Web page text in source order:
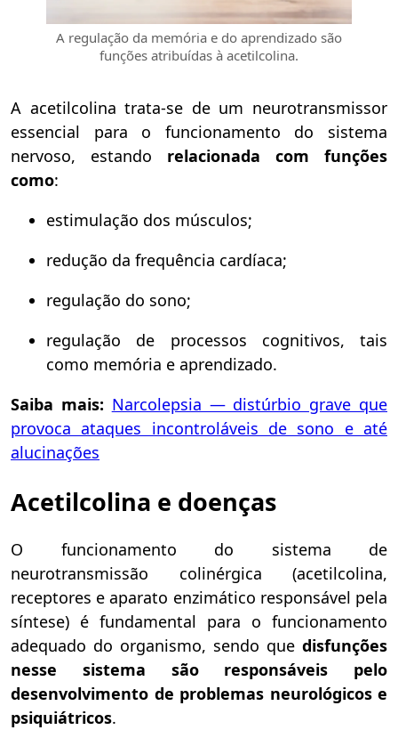
A regulação da memória e do aprendizado são
funções atribuídas à acetilcolina.
A acetilcolina trata-se de um neurotransmissor
essencial para o funcionamento do sistema
nervoso, estando relacionada com funções
como:
estimulação dos músculos;
redução da frequência cardíaca;
regulação do sono;
regulação de processos cognitivos, tais
como memória e aprendizado.
Saiba mais: Narcolepsia — distúrbio grave que
provoca ataques incontroláveis de sono e até
alucinações
Acetilcolina e doenças
O funcionamento do sistema de
neurotransmissão colinérgica (acetilcolina,
receptores e aparato enzimático responsável pela
síntese) é fundamental para o funcionamento
adequado do organismo, sendo que disfunções
nesse sistema são responsáveis pelo
desenvolvimento de problemas neurológicos e
psiquiátricos.